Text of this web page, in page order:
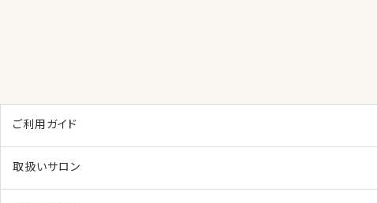
ご利用ガイド
取扱いサロン